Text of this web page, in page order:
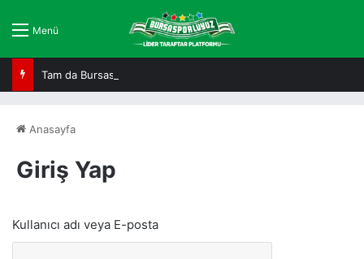
Menü
Tam da Bursaspor ruhuna uygun!
Anasayfa
Giriş Yap
Kullanıcı adı veya E-posta